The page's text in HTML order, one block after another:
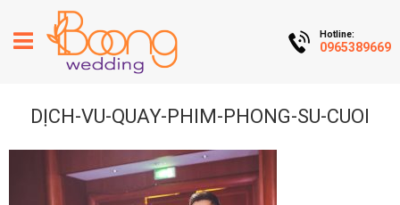
Hotline:
0965389669
DỊCH-VU-QUAY-PHIM-PHONG-SU-CUOI